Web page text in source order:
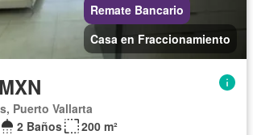
Remate Bancario
Casa en Fraccionamiento
Puerto Vallarta
2 Baños
200 m²